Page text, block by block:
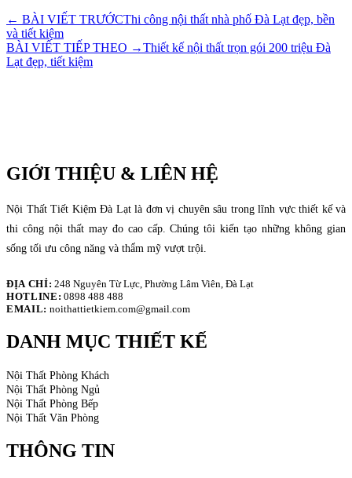
← BÀI VIẾT TRƯỚCThi công nội thất nhà phố Đà Lạt đẹp, bền
và tiết kiệm
BÀI VIẾT TIẾP THEO →Thiết kế nội thất trọn gói 200 triệu Đà
Lạt đẹp, tiết kiệm
GIỚI THIỆU & LIÊN HỆ
Nội Thất Tiết Kiệm Đà Lạt là đơn vị chuyên sâu trong lĩnh vực thiết kế và
thi công nội thất may đo cao cấp. Chúng tôi kiến tạo những không gian
sống tối ưu công năng và thẩm mỹ vượt trội.
ĐỊA CHỈ: 248 Nguyên Từ Lực, Phường Lâm Viên, Đà Lạt
HOTLINE: 0898 488 488
EMAIL: noithattietkiem.com@gmail.com
DANH MỤC THIẾT KẾ
Nội Thất Phòng Khách
Nội Thất Phòng Ngủ
Nội Thất Phòng Bếp
Nội Thất Văn Phòng
THÔNG TIN